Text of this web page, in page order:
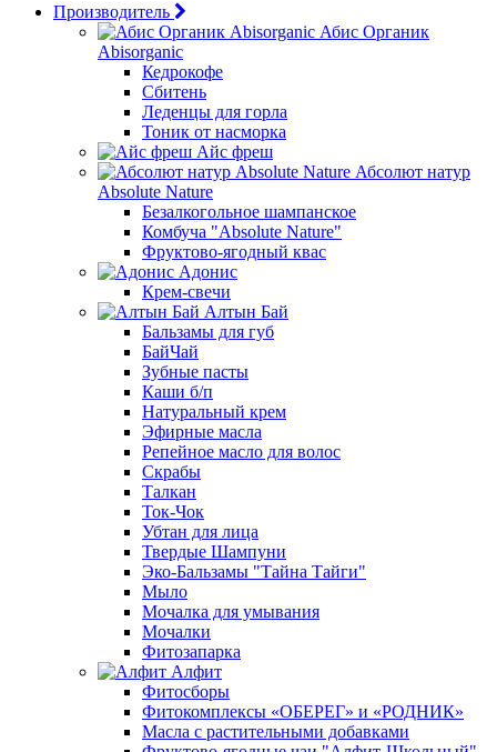
Производитель
Абис Органик
Abisorganic
Кедрокофе
Сбитень
Леденцы для горла
Тоник от насморка
Айс фреш
Абсолют натур
Absolute Nature
Безалкогольное шампанское
Комбуча "Absolute Nature"
Фруктово-ягодный квас
Адонис
Крем-свечи
Алтын Бай
Бальзамы для губ
БайЧай
Зубные пасты
Каши б/п
Натуральный крем
Эфирные масла
Репейное масло для волос
Скрабы
Талкан
Ток-Чок
Убтан для лица
Твердые Шампуни
Эко-Бальзамы "Тайна Тайги"
Мыло
Мочалка для умывания
Мочалки
Фитозапарка
Алфит
Фитосборы
Фитокомплексы «ОБЕРЕГ» и «РОДНИК»
Масла с растительными добавками